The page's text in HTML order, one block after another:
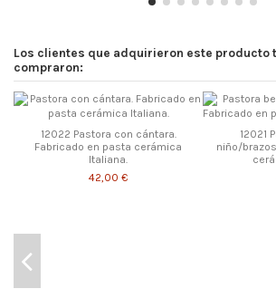
Los clientes que adquirieron este producto
compraron:
12022 Pastora con cántara.
Fabricado en pasta cerámica
Italiana.
42,00 €
12021
niño/